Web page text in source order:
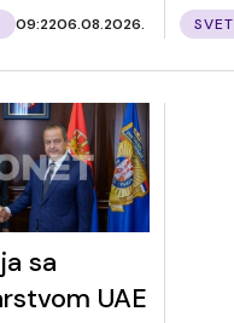
09:2206.08.2026. SVET
sa
UAE